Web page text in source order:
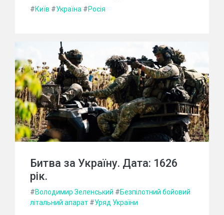
#Київ #Україна #Росія
Битва за Україну. Дата: 1626
рік.
#Володимир Зеленський #Безпілотний бойовий
літальний апарат #Уряд України